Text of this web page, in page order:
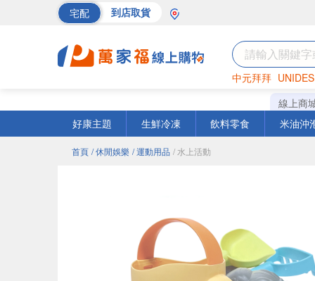
宅配 到店取貨
中元拜拜
罐頭 海苔
線上商
好康主題
生鮮冷凍 飲料零食 米油沖
首頁 / 休閒娛樂 / 運動用品 / 水上活動